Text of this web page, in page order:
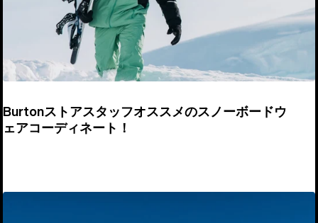
Burtonストアスタッフオススメのスノーボードウ
ェアコーディネート！